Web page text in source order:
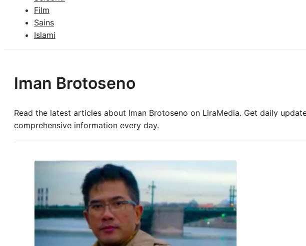
Film
Sains
Islami
Iman Brotoseno
Read the latest articles about Iman Brotoseno on LiraMedia. Get daily
comprehensive information every day.